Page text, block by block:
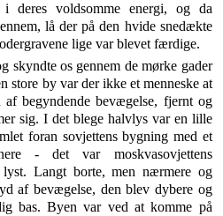
deres voldsomme energi, og da
lå der på den hvide snedækte
lige var blevet færdige.
skyndte os gennem de mørke gader
store by var der ikke et menneske at
begyndende bevægelse, fjernt og
sig. I det blege halvlys var en lille
foran sovjettens bygning med et
- det var moskvaso­vjettens
Langt borte, men nærmere og
af be­vægelse, den blev dybere og
bas. Byen var ved at komme på